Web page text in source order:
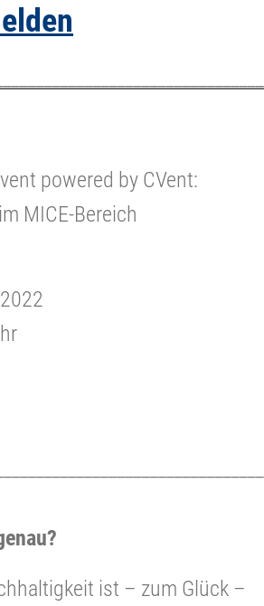
powered by CVent:
MICE-Bereich
ist – zum Glück –